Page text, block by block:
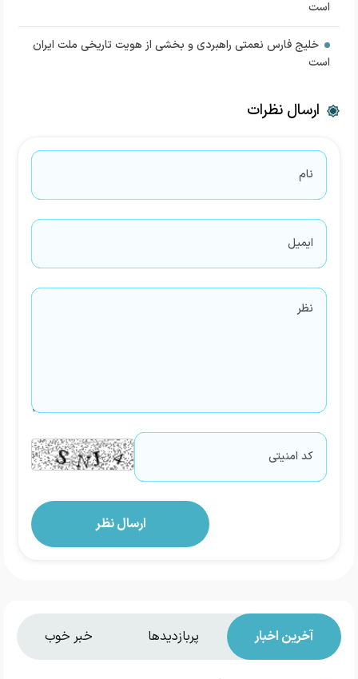
است
خلیج فارس نعمتی راهبردی و بخشی از هویت تاریخی ملت ایران
است
ارسال نظرات
آخرین اخبار پربازدیدها خبر خوب